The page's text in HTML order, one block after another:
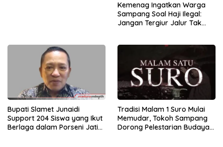
Kemenag Ingatkan Warga
Sampang Soal Haji Ilegal:
Jangan Tergiur Jalur Tak
Bupati Slamet Junaidi
Support 204 Siswa yang Ikut
Berlaga dalam Porseni Jatim
Tradisi Malam 1 Suro Mulai
Memudar, Tokoh Sampang
Dorong Pelestarian Budaya